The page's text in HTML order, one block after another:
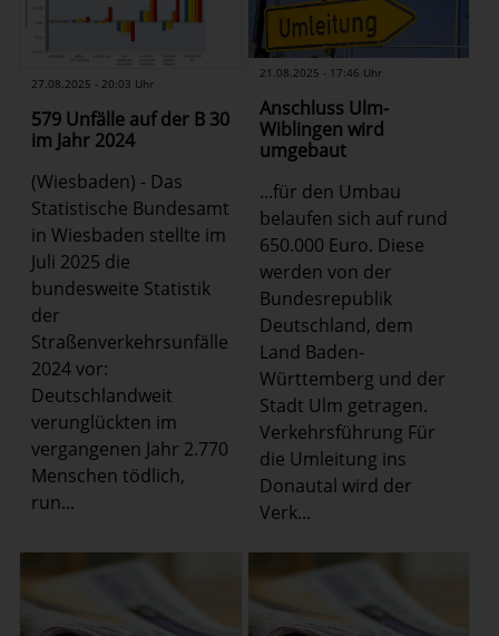
27.08.2025 - 20:03 Uhr
579 Unfälle auf der B 30
im Jahr 2024
(Wiesbaden) - Das
Statistische Bundesamt
in Wiesbaden stellte im
Juli 2025 die
bundesweite Statistik
der
Straßenverkehrsunfälle
2024 vor:
Deutschlandweit
verunglückten im
vergangenen Jahr 2.770
Menschen tödlich,
run...
21.08.2025 - 17:46 Uhr
Anschluss Ulm-
Wiblingen wird
umgebaut
...für den Umbau
belaufen sich auf rund
650.000 Euro. Diese
werden von der
Bundesrepublik
Deutschland, dem
Land Baden-
Württemberg und der
Stadt Ulm getragen.
Verkehrsführung Für
die Umleitung ins
Donautal wird der
Verk...